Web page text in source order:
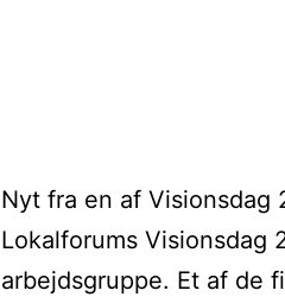
Nyt fra en af Visionsdag
Lokalforums Visionsdag
arbejdsgruppe. Et af de